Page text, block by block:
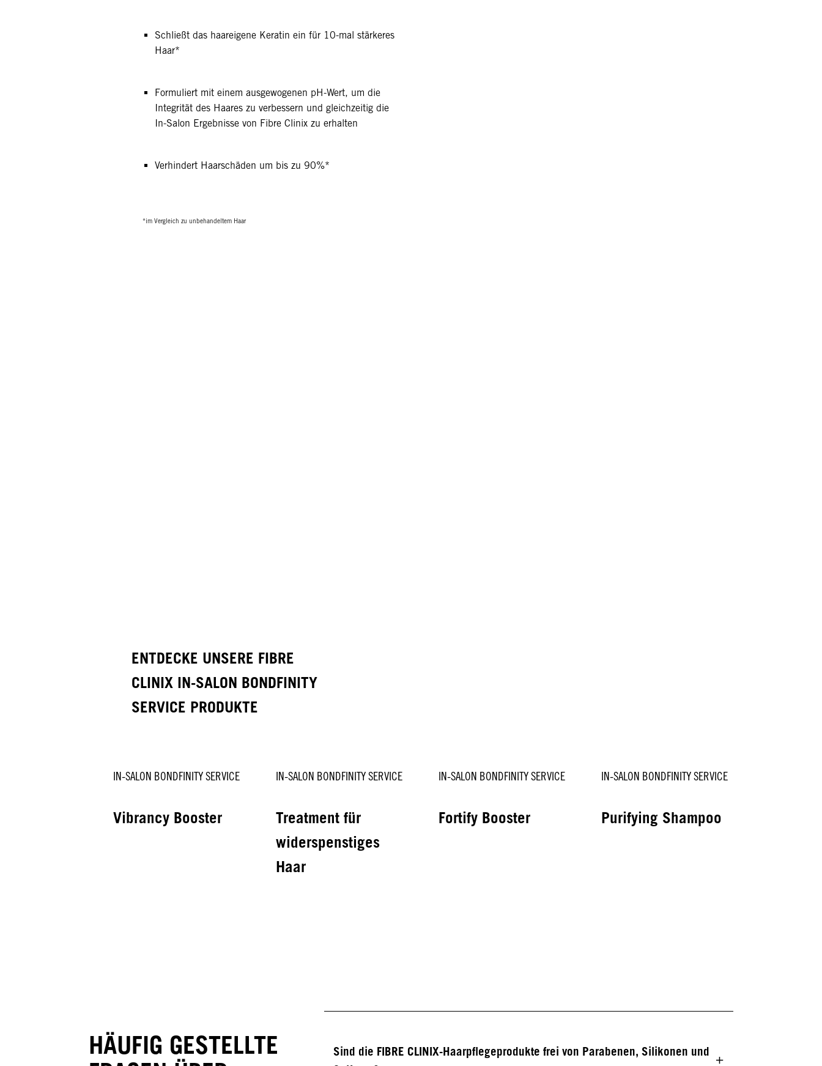
Schließt das haareigene Keratin ein für 10-mal stärkeres
Haar*
Formuliert mit einem ausgewogenen pH-Wert, um die
Integrität des Haares zu verbessern und gleichzeitig die
In-Salon Ergebnisse von Fibre Clinix zu erhalten
Verhindert Haarschäden um bis zu 90%*
*im Vergleich zu unbehandeltem Haar
ENTDECKE UNSERE FIBRE
CLINIX IN-SALON BONDFINITY
SERVICE PRODUKTE
IN-SALON BONDFINITY SERVICE
Vibrancy Booster
IN-SALON BONDFINITY SERVICE
Treatment für
widerspenstiges
Haar
IN-SALON BONDFINITY SERVICE
Fortify Booster
IN-SALON BONDFINITY SERVICE
Purifying Shampoo
HÄUFIG GESTELLTE
Sind die FIBRE CLINIX-Haarpflegeprodukte frei von Parabenen, Silikonen und